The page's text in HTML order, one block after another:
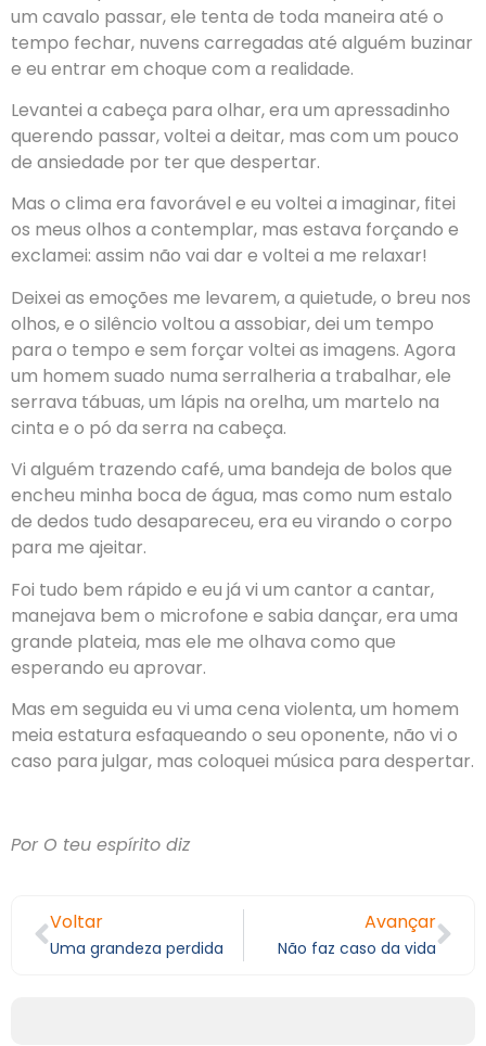
um cavalo passar, ele tenta de toda maneira até o
tempo fechar, nuvens carregadas até alguém buzinar
e eu entrar em choque com a realidade.
Levantei a cabeça para olhar, era um apressadinho
querendo passar, voltei a deitar, mas com um pouco
de ansiedade por ter que despertar.
Mas o clima era favorável e eu voltei a imaginar, fitei
os meus olhos a contemplar, mas estava forçando e
exclamei: assim não vai dar e voltei a me relaxar!
Deixei as emoções me levarem, a quietude, o breu nos
olhos, e o silêncio voltou a assobiar, dei um tempo
para o tempo e sem forçar voltei as imagens. Agora
um homem suado numa serralheria a trabalhar, ele
serrava tábuas, um lápis na orelha, um martelo na
cinta e o pó da serra na cabeça.
Vi alguém trazendo café, uma bandeja de bolos que
encheu minha boca de água, mas como num estalo
de dedos tudo desapareceu, era eu virando o corpo
para me ajeitar.
Foi tudo bem rápido e eu já vi um cantor a cantar,
manejava bem o microfone e sabia dançar, era uma
grande plateia, mas ele me olhava como que
esperando eu aprovar.
Mas em seguida eu vi uma cena violenta, um homem
meia estatura esfaqueando o seu oponente, não vi o
caso para julgar, mas coloquei música para despertar.
Por O teu espírito diz
Voltar
Uma grandeza perdida
Avançar
Não faz caso da vida